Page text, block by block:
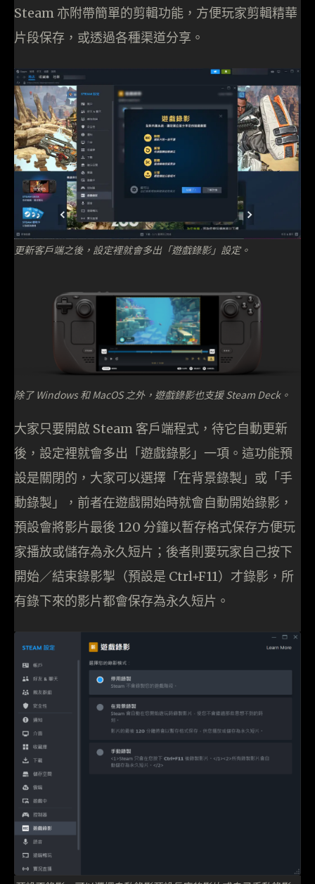
Steam 亦附帶簡單的剪輯功能，方便玩家剪輯精華
片段保存，或透過各種渠道分享。
更新客戶端之後，設定裡就會多出「遊戲錄影」設定。
除了 Windows 和 MacOS 之外，遊戲錄影也支援 Steam Deck。
大家只要開啟 Steam 客戶端程式，待它自動更新
後，設定裡就會多出「遊戲錄影」一項。這功能預
設是關閉的，大家可以選擇「在背景錄製」或「手
動錄製」，前者在遊戲開始時就會自動開始錄影，
預設會將影片最後 120 分鐘以暫存格式保存方便玩
家播放或儲存為永久短片；後者則要玩家自己按下
開始／結束錄影掣（預設是 Ctrl+F11）才錄影，所
有錄下來的影片都會保存為永久短片。